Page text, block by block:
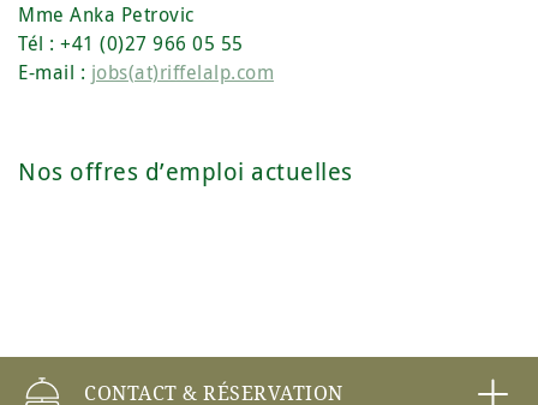
CONTACT & RÉSERVATION
Mme Anka Petrovic
Tél : +41 (0)27 966 05 55
E-mail : jobs(at)riffelalp.com
Nos offres d’emploi actuelles